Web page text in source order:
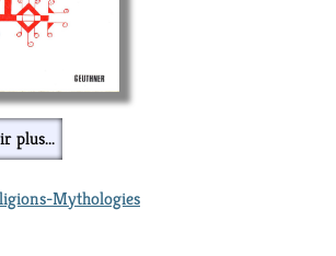
plus...
Mythologies